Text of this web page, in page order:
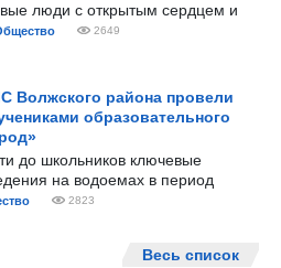
люди с открытым сердцем и
2649
Волжского района провели
образовательного
до школьников ключевые
на водоемах в период
2823
Весь список